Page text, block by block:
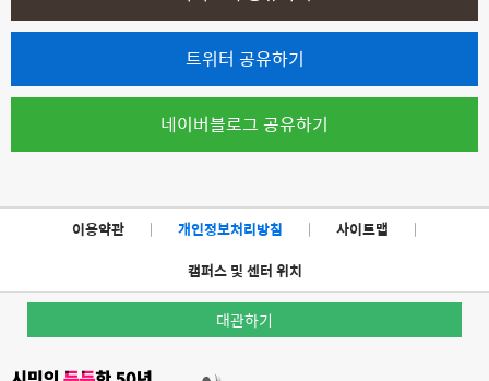
트위터 공유하기
네이버블로그 공유하기
이용약관 | 개인정보처리방침 | 사이트맵
|
캠퍼스 및 센터 위치
대관하기